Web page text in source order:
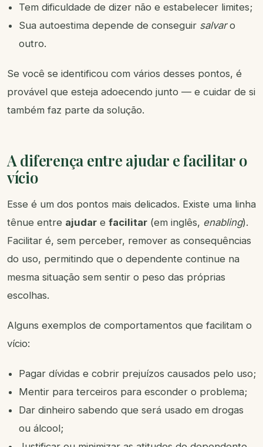
Tem dificuldade de dizer não e estabelecer limites;
Sua autoestima depende de conseguir salvaro
outro.
Se você se identificou com vários desses pontos, é
provável que esteja adoecendo junto — e cuidar de si
também faz parte da solução.
A diferença entre ajudar e facilitar o
vício
Esse é um dos pontos mais delicados. Existe uma linha
tênue entre ajudar e facilitar (em inglês, enabling).
Facilitar é, sem perceber, remover as consequências
do uso, permitindo que o dependente continue na
mesma situação sem sentir o peso das próprias
escolhas.
Alguns exemplos de comportamentos que facilitam o
vício:
Pagar dívidas e cobrir prejuízos causados pelo uso;
Mentir para terceiros para esconder o problema;
Dar dinheiro sabendo que será usado em drogas
ou álcool;